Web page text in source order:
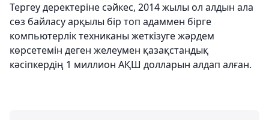
Тергеу деректеріне сәйкес, 2014 жылы ол алдын ала
сөз байласу арқылы бір топ адаммен бірге
компьютерлік техниканы жеткізуге жәрдем
көрсетемін деген желеумен қазақстандық
кәсіпкердің 1 миллион АҚШ долларын алдап алған.